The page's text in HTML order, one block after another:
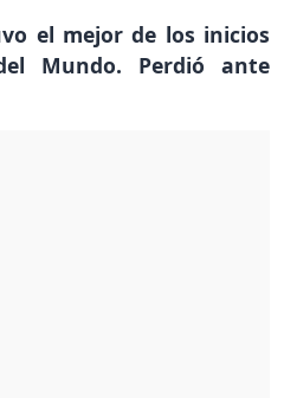
el mejor de los inicios
Mundo. Perdió ante